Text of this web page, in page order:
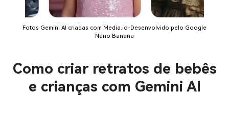
Fotos Gemini AI criadas com Media.io-Desenvolvido pelo Google
Nano Banana
Como criar retratos de bebês
e crianças com Gemini AI